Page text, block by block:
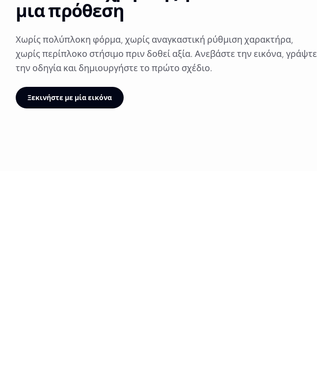
μια πρόθεση
Χωρίς πολύπλοκη φόρμα, χωρίς αναγκαστική ρύθμιση χαρακτήρα,
χωρίς περίπλοκο στήσιμο πριν δοθεί αξία. Ανεβάστε την εικόνα, γράψτε
την οδηγία και δημιουργήστε το πρώτο σχέδιο.
Ξεκινήστε με μία εικόνα